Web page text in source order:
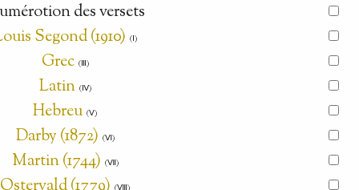
des versets
Segond (1910) (Ⅰ)
Grec (Ⅲ)
Latin (Ⅳ)
Hebreu (Ⅴ)
Darby (1872) (Ⅵ)
Martin (1744) (Ⅶ)